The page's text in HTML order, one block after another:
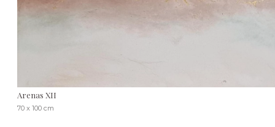
Arenas XII
70 x 100 cm